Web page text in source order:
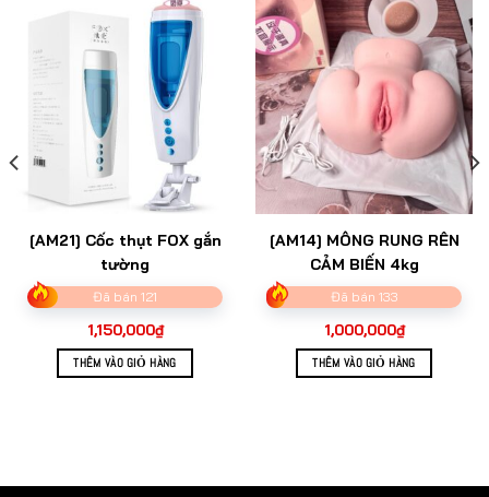
[AM21] Cốc thụt FOX gắn
tường
Đã bán 121
1,150,000₫
THÊM VÀO GIỎ HÀNG
[AM14] MÔNG RUNG RÊN
CẢM BIẾN 4kg
Đã bán 133
1,000,000₫
THÊM VÀO GIỎ HÀNG